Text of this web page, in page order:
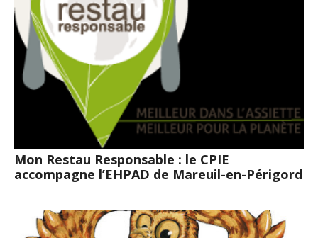
Mon Restau Responsable : le CPIE
accompagne l’EHPAD de Mareuil-en-Périgord